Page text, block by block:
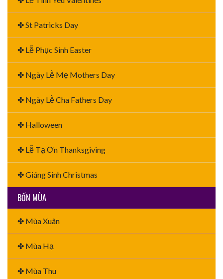
✤ St Patricks Day
✤ Lễ Phục Sinh Easter
✤ Ngày Lễ Mẹ Mothers Day
✤ Ngày Lễ Cha Fathers Day
✤ Halloween
✤ Lễ Tạ Ơn Thanksgiving
✤ Giáng Sinh Christmas
BỐN MÙA
✤ Mùa Xuân
✤ Mùa Hạ
✤ Mùa Thu